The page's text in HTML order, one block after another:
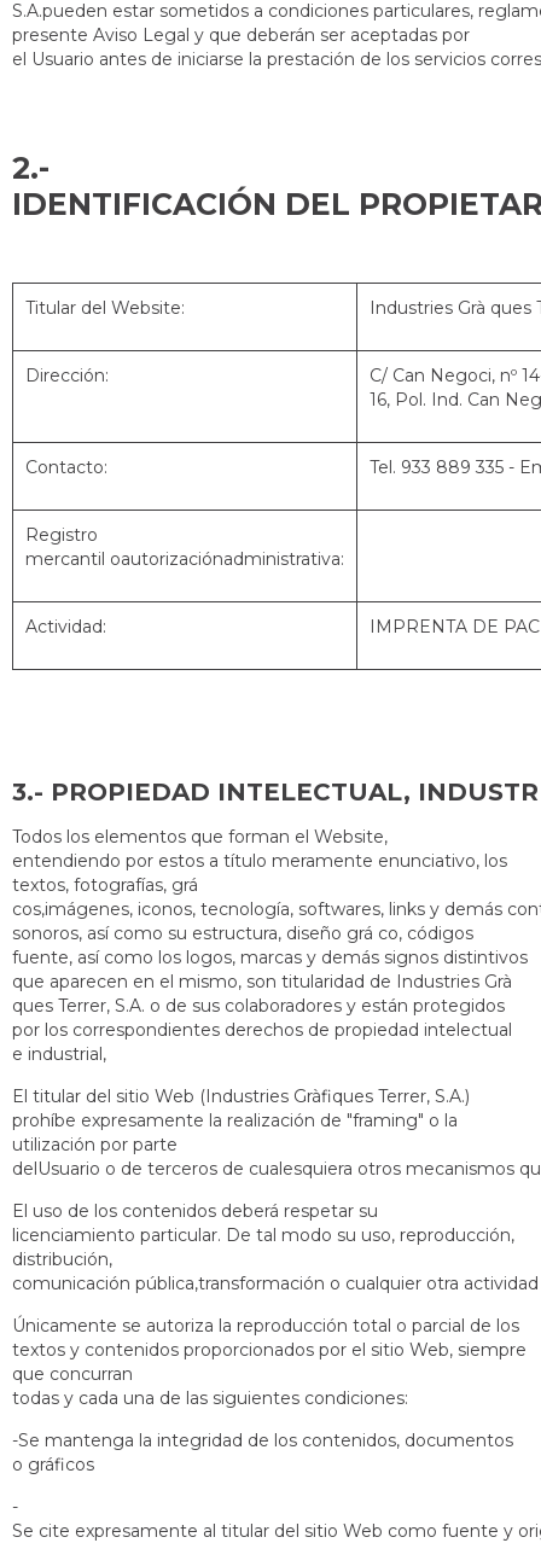
S.A.pueden estar sometidos a condiciones particulares,
presente Aviso Legal y que deberán ser aceptadas por
el Usuario antes de iniciarse la prestación de los servicios
2.-
Titular del Website: Industries Grà ques
Dirección:
C/ Can Negoci, nº
16, Pol. Ind. Can
Contacto: Tel. 933 889 335 -
Registro
mercantil oautorizaciónadministrativa:
Actividad: IMPRENTA DE
3.- PROPIEDAD
Todos los elementos que forman el Website,
entendiendo por estos a título meramente enunciativo, los
textos, fotografías, grá
cos,imágenes, iconos, tecnología, softwares, links y demás
sonoros, así como su estructura, diseño grá co, códigos
fuente, así como los logos, marcas y demás signos distintivos
que aparecen en el mismo, son titularidad de Industries Grà
ques Terrer, S.A. o de sus colaboradores y están protegidos
por los correspondientes derechos de propiedad intelectual
e industrial,
El titular del sitio Web (Industries Gràfiques Terrer, S.A.)
prohíbe expresamente la realización de "framing" o la
utilización por parte
delUsuario o de terceros de cualesquiera otros mecanismos
El uso de los contenidos deberá respetar su
licenciamiento particular. De tal modo su uso, reproducción,
distribución,
comunicación pública,transformación o cualquier otra
Únicamente se autoriza la reproducción total o parcial de los
textos y contenidos proporcionados por el sitio Web, siempre
que concurran
todas y cada una de las siguientes condiciones:
-Se mantenga la integridad de los contenidos, documentos
o gráficos
-
Se cite expresamente al titular del sitio Web como fuente y